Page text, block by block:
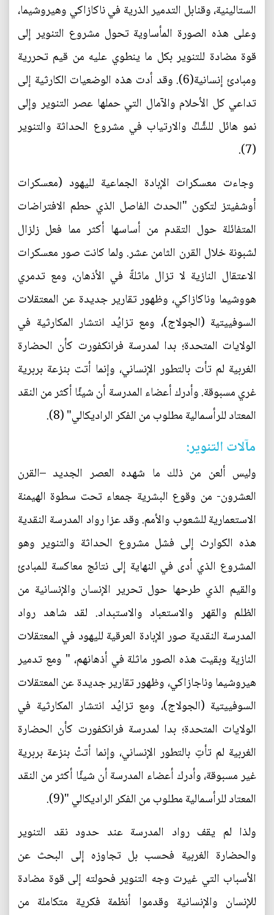
الستالينية، وقنابل التدمير الذرية في ناكازاكي وهيروشيما،
وعلى هذه الصورة المأساوية تحول مشروع التنوير إلى
قوة مضادة للتنوير بكل ما ينطوي عليه من قيم تحررية
ومبادئ إنسانية(6). وقد أدت هذه الوضعيات الكارثية إلى
تداعي كل الأحلام والآمال التي حملها عصر التنوير وإلى
نمو هائل للشَّكِّ والارتياب في مشروع الحداثة والتنوير
(7).
وجاءت معسكرات الإبادة الجماعية لليهود (معسكرات
أوشفيتز لتكون "الحدث الفاصل الذي حطم الافتراضات
المتفائلة حول التقدم من أساسها أكثر مما فعل زلزال
لشبونة خلال القرن الثامن عشر. ولما كانت صور معسكرات
الاعتقال النازية لا تزال ماثلةً في الأذهان، ومع تدمري
هووشيما وناكازاكي، وظهور تقارير جديدة عن المعتقلات
السوفييتية (الجولاج)، ومع تزايُد انتشار المكارثية في
الولايات المتحدة؛ بدا لمدرسة فرانكفورت كأن الحضارة
الغربية لم تأت بالتطور الإنساني، وإنما أتت بنزعة بربرية
غري مسبوقة. وأدرك أعضاء المدرسة أن شيئًا أكثر من النقد
المعتاد للرأسمالية مطلوب من الفكر الراديكالي" (8).
مآلات التنوير:
وليس ألعن من ذلك ما شهده العصر الجديد –القرن
العشرون- من وقوع البشرية جمعاء تحت سطوة الهيمنة
الاستعمارية للشعوب والأمم. وقد عزا رواد المدرسة النقدية
هذه الكوارث إلى فشل مشروع الحداثة والتنوير وهو
المشروع الذي أدى في النهاية إلى نتائج معاكسة للمبادئ
والقيم الذي طرحها حول تحرير الإنسان والإنسانية من
الظلم والقهر والاستعباد والاستبداد. لقد شاهد رواد
المدرسة النقدية صور الإبادة العرقية لليهود في المعتقلات
النازية وبقيت هذه الصور ماثلة في أذهانهم، " ومع تدمير
هيروشيما وناجازاكي، وظهور تقارير جديدة عن المعتقلات
السوفييتية (الجولاج)، ومع تزايُد انتشار المكارثية في
الولايات المتحدة؛ بدا لمدرسة فرانكفورت كأن الحضارة
الغربية لم تأتِ بالتطور الإنساني، وإنما أتتْ بنزعة بربرية
غير مسبوقة، وأدرك أعضاء المدرسة أن شيئًا أكثر من النقد
المعتاد للرأسمالية مطلوب من الفكر الراديكالي "(9).
ولذا لم يقف رواد المدرسة عند حدود نقد التنوير
والحضارة الغربية فحسب بل تجاوزه إلى البحث عن
الأسباب التي غيرت وجه التنوير فحولته إلى قوة مضادة
للإنسان والإنسانية وقدموا أنظمة فكرية متكاملة من